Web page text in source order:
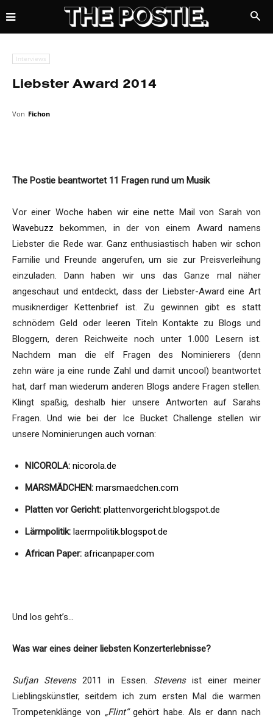
Interviews
Liebster Award 2014
Von Fichon
The Postie beantwortet 11 Fragen rund um Musik
Vor einer Woche haben wir eine nette Mail von Sarah von
Wavebuzz bekommen, in der von einem Award namens
Liebster die Rede war. Ganz enthusiastisch haben wir schon
Familie und Freunde angerufen, um sie zur Preisverleihung
einzuladen. Dann haben wir uns das Ganze mal näher
angeschaut und entdeckt, dass der Liebster-Award eine Art
musiknerdiger Kettenbrief ist. Zu gewinnen gibt es statt
schnödem Geld oder leeren Titeln Kontakte zu Blogs und
Bloggern, deren Reichweite noch unter 1.000 Lesern ist.
Nachdem man die elf Fragen des Nominierers (denn
zehn wäre ja eine runde Zahl und damit uncool) beantwortet
hat, darf man wiederum anderen Blogs andere Fragen stellen.
Klingt spaßig, deshalb hier unsere Antworten auf Sarahs
Fragen. Und wie bei der Ice Bucket Challenge stellen wir
unsere Nominierungen auch vornan:
NICOROLA: nicorola.de
MARSMÄDCHEN: marsmaedchen.com
Platten vor Gericht: plattenvorgericht.blogspot.de
Lärmpolitik: laermpolitik.blogspot.de
African Paper: africanpaper.com
Und los geht’s…
Was war eines deiner liebsten Konzerterlebnisse?
Sufjan Stevens2011 in Essen. Stevensist einer meiner
Lieblingskünstler, seitdem ich zum ersten Mal die warmen
Trompetenklänge von „Flint“gehört habe. Als er dann nach